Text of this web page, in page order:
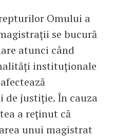
Omului a
se bucură
atunci când
instituționale
de justiție. În cauza
a reținut că
unui magistrat